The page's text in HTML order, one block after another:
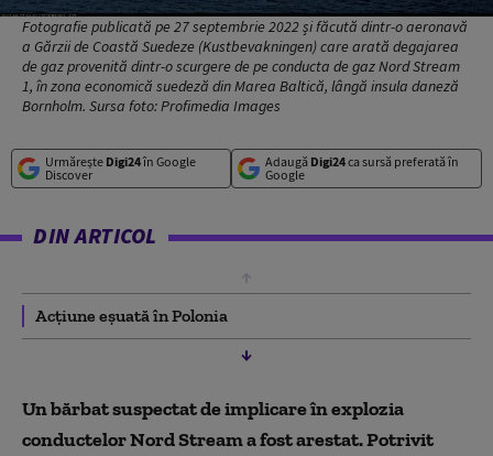
Fotografie publicată pe 27 septembrie 2022 și făcută dintr-o aeronavă
a Gărzii de Coastă Suedeze (Kustbevakningen) care arată degajarea
de gaz provenită dintr-o scurgere de pe conducta de gaz Nord Stream
1, în zona economică suedeză din Marea Baltică, lângă insula daneză
Bornholm. Sursa foto: Profimedia Images
Urmărește Digi24în Google
Discover
Adaugă Digi24ca sursă preferată în
Google
DIN ARTICOL
Acțiune eșuată în Polonia
Un bărbat suspectat de implicare în explozia
conductelor Nord Stream a fost arestat. Potrivit